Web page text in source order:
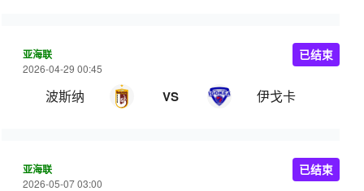
亚海联
2026-04-29 00:45
波斯纳 VS 伊戈卡
已结束
亚海联
2026-05-07 03:00
已结束